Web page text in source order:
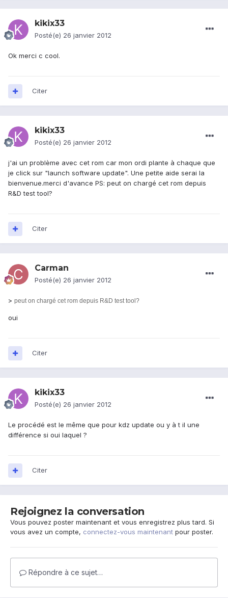
kikix33
Posté(e) 26 janvier 2012
Ok merci c cool.
Citer
kikix33
Posté(e) 26 janvier 2012
j'ai un problème avec cet rom car mon ordi plante à chaque que
je click sur "launch software update". Une petite aide serai la
bienvenue.merci d'avance PS: peut on chargé cet rom depuis
R&D test tool?
Citer
Carman
Posté(e) 26 janvier 2012
> peut on chargé cet rom depuis R&D test tool?
oui
Citer
kikix33
Posté(e) 26 janvier 2012
Le procédé est le même que pour kdz update ou y à t il une
différence si oui laquel ?
Citer
Rejoignez la conversation
Vous pouvez poster maintenant et vous enregistrez plus tard. Si
vous avez un compte, connectez-vous maintenant pour poster.
Répondre à ce sujet…